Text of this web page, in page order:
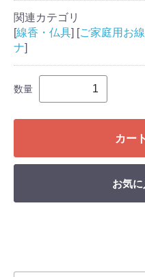
関連カテゴリ
[線香・仏具] [ご家庭用お
ナ]
数量
カー
お気